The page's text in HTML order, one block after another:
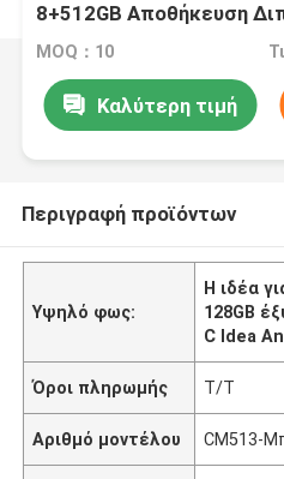
8+512GB Αποθήκευση
θήκη για εφήβους μάθηση
MOQ：10
Καλύτερη τιμή
Περιγραφή προϊόντων
Υψηλό φως:
Η ιδέα
128GB
C Idea
Όροι πληρωμής Τ/Τ
Αριθμό μοντέλου CM513-